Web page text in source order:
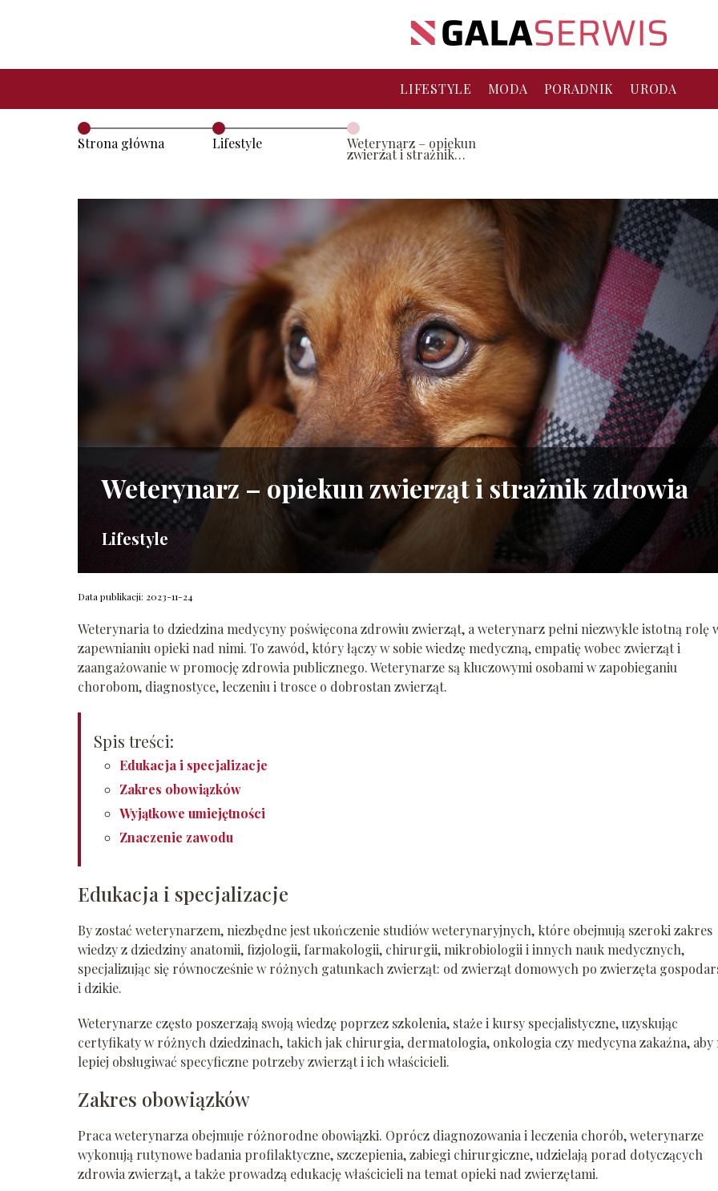
LIFESTYLE MODA PORADNIK URODA
Strona główna Lifestyle Weterynarz – opiekun
zwierząt i strażnik
zdrowia
Weterynarz – opiekun zwierząt i strażnik zdrowia
Lifestyle
Data publikacji: 2023-11-24
Weterynaria to dziedzina medycyny poświęcona zdrowiu zwierząt, a weterynarz pełni niezwykle istotną rolę
zapewnianiu opieki nad nimi. To zawód, który łączy w sobie wiedzę medyczną, empatię wobec zwierząt i
zaangażowanie w promocję zdrowia publicznego. Weterynarze są kluczowymi osobami w zapobieganiu
chorobom, diagnostyce, leczeniu i trosce o dobrostan zwierząt.
Spis treści:
Edukacja i specjalizacje
Zakres obowiązków
Wyjątkowe umiejętności
Znaczenie zawodu
Edukacja i specjalizacje
By zostać weterynarzem, niezbędne jest ukończenie studiów weterynaryjnych, które obejmują szeroki zakres
wiedzy z dziedziny anatomii, fizjologii, farmakologii, chirurgii, mikrobiologii i innych nauk medycznych,
specjalizując się równocześnie w różnych gatunkach zwierząt: od zwierząt domowych po zwierzęta
i dzikie.
Weterynarze często poszerzają swoją wiedzę poprzez szkolenia, staże i kursy specjalistyczne, uzyskując
certyfikaty w różnych dziedzinach, takich jak chirurgia, dermatologia, onkologia czy medycyna zakaźna, aby
lepiej obsługiwać specyficzne potrzeby zwierząt i ich właścicieli.
Zakres obowiązków
Praca weterynarza obejmuje różnorodne obowiązki. Oprócz diagnozowania i leczenia chorób, weterynarze
wykonują rutynowe badania profilaktyczne, szczepienia, zabiegi chirurgiczne, udzielają porad dotyczących
zdrowia zwierząt, a także prowadzą edukację właścicieli na temat opieki nad zwierzętami.